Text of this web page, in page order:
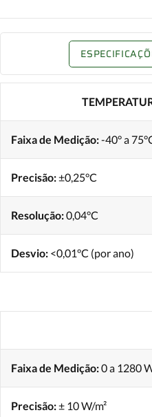
Faixa de Medição:-40° a
Precisão:±0,25°C
Resolução:0,04°C
Desvio: <0,01°C (por ano)
Faixa de Medição:0 a 1280
Precisão:± 10 W/m²